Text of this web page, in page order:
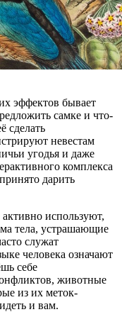
эффектов бывает
самке и что-
сделать
невестам
угодья и даже
комплекса
дарить
используют,
тела, устрашающие
служат
человека означают
себе
животные
из их меток-
и вам.